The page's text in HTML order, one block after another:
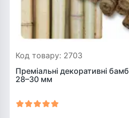
Код товару: 2703
Преміальні декоративні
28–30 мм